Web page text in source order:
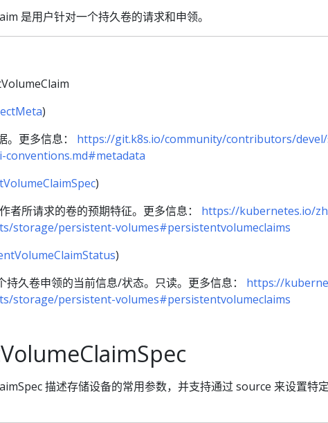
是用户针对一个持久卷的请求和申领。
)
。更多信息： https://git.k8s.io/community/contributors/
conventions.md#metadata
)
者所请求的卷的预期特征。更多信息： https://kubernetes.io/
storage/persistent-volumes#persistentvolumeclaims
)
持久卷申领的当前信息/状态。只读。更多信息： https://
storage/persistent-volumes#persistentvolumeclaims
描述存储设备的常用参数，并支持通过 source 来设置特